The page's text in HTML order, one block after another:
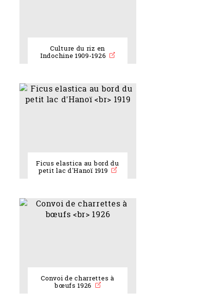
Culture du riz en
Indochine 1909-1926
Ficus elastica au bord du
petit lac d'Hanoï 1919
Convoi de charrettes à
bœufs 1926